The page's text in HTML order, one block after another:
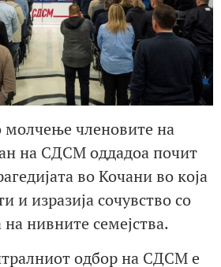
членовите на
на СДСМ оддадоа почит
во Кочани во која
и изразија сочувство со
на нивните семејства.
одбор на СДСМ е